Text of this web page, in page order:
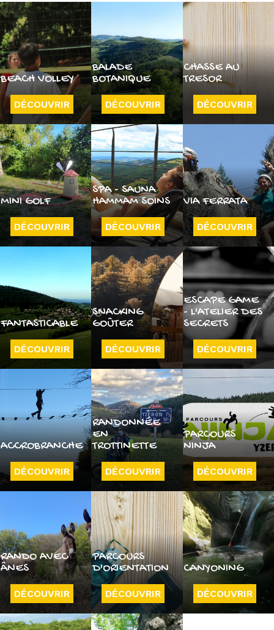
BEACH VOLLEY
DÉCOUVRIR
BALADE
BOTANIQUE
DÉCOUVRIR
CHASSE AU
TRESOR
DÉCOUVRIR
MINI GOLF
DÉCOUVRIR
SPA - SAUNA
HAMMAM SOINS
DÉCOUVRIR
VIA FERRATA
DÉCOUVRIR
FANTASTICABLE
DÉCOUVRIR
SNACKING
GOÛTER
DÉCOUVRIR
ESCAPE GAME
- L'ATELIER DES
SECRETS
DÉCOUVRIR
ACCROBRANCHE
DÉCOUVRIR
RANDONNÉE
EN
TROTTINETTE
DÉCOUVRIR
PARCOURS
NINJA
DÉCOUVRIR
RANDO AVEC
ÂNES
DÉCOUVRIR
PARCOURS
D'ORIENTATION
DÉCOUVRIR
CANYONING
DÉCOUVRIR